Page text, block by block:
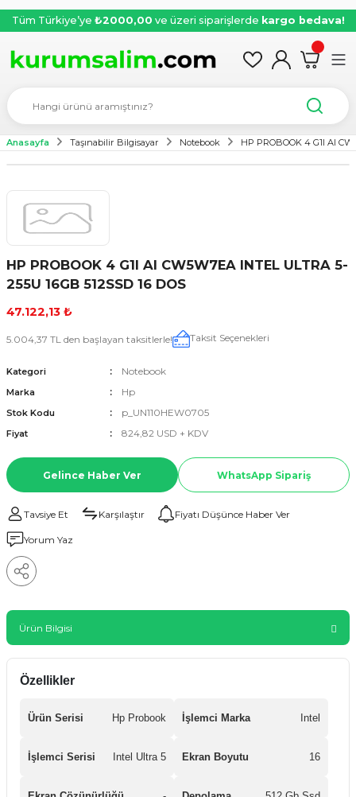
Tüm Türkiye’ye ₺2000,00 ve üzeri siparişlerde kargo bedava!
Anasayfa Taşınabilir Bilgisayar Notebook HP PROBOOK 4 G1I AI
HP PROBOOK 4 G1I AI CW5W7EA INTEL ULTRA 5-
255U 16GB 512SSD 16 DOS
47.122,13 ₺
5.004,37 TL den başlayan taksitlerle! Taksit Seçenekleri
Kategori Notebook
Marka Hp
Stok Kodu p_UN110HEW0705
Fiyat 824,82 USD + KDV
Gelince Haber Ver WhatsApp Sipariş
Tavsiye Et Karşılaştır Fiyatı Düşünce Haber Ver
Yorum Yaz
Ürün Bilgisi
Özellikler
Ürün Serisi Hp Probook İşlemci Marka Intel
İşlemci Serisi Intel Ultra 5 Ekran Boyutu 16